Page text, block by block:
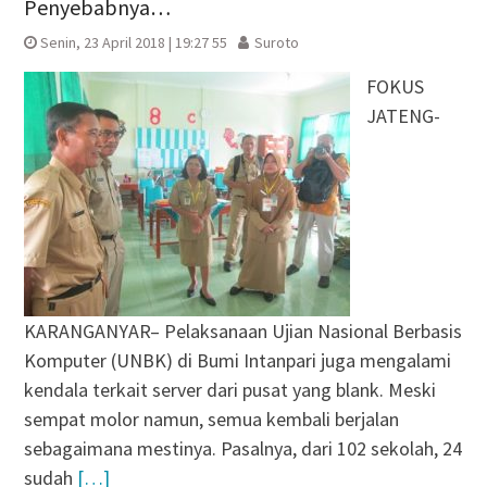
Penyebabnya…
Senin, 23 April 2018 | 19:27 55 Suroto
FOKUS
JATENG-
KARANGANYAR– Pelaksanaan Ujian Nasional Berbasis
Komputer (UNBK) di Bumi Intanpari juga mengalami
kendala terkait server dari pusat yang blank. Meski
sempat molor namun, semua kembali berjalan
sebagaimana mestinya. Pasalnya, dari 102 sekolah, 24
sudah […]